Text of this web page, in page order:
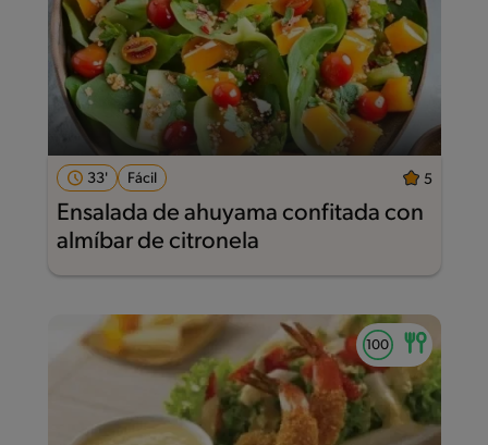
33' Fácil 5
Ensalada de ahuyama confitada con
almíbar de citronela